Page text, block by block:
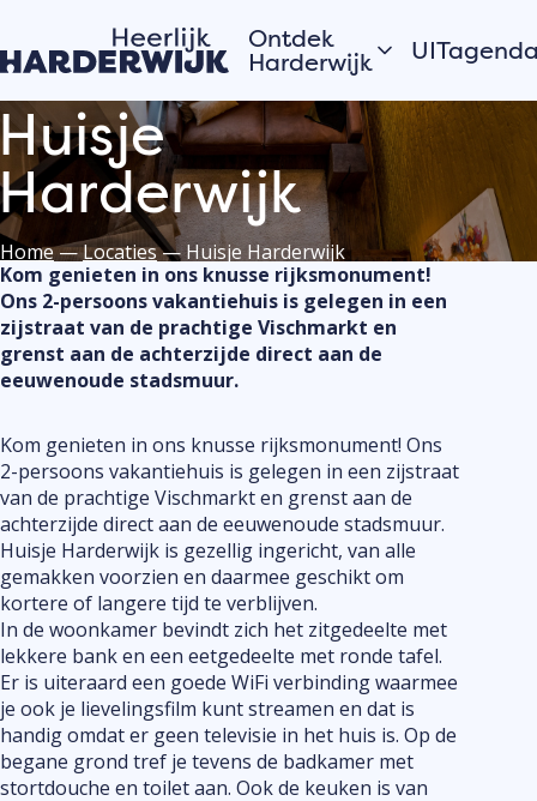
Ontdek
Harderwijk
Hanzestad
Water
Veluwe
Dorpen
Verhalen van de
vertellen
Vandaag
Dit
Bekijk alles
de
Home—Locaties— Huisje Harderwijk
Kom genieten in ons knusse rijksmonument!
Ons 2-persoons vakantiehuis is gelegen in een
zijstraat van de prachtige Vischmarkt en
grenst aan de achterzijde direct aan de
eeuwenoude stadsmuur.
Kom genieten in ons knusse rijksmonument! Ons
2-persoons vakantiehuis is gelegen in een zijstraat
van de prachtige Vischmarkt en grenst aan de
achterzijde direct aan de eeuwenoude stadsmuur.
Huisje Harderwijk is gezellig ingericht, van alle
gemakken voorzien en daarmee geschikt om
kortere of langere tijd te verblijven.
In de woonkamer bevindt zich het zitgedeelte met
lekkere bank en een eetgedeelte met ronde tafel.
Er is uiteraard een goede WiFi verbinding waarmee
je ook je lievelingsfilm kunt streamen en dat is
handig omdat er geen televisie in het huis is. Op de
begane grond tref je tevens de badkamer met
stortdouche en toilet aan. Ook de keuken is van